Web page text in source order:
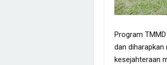
Program
dan
kesejahteraan